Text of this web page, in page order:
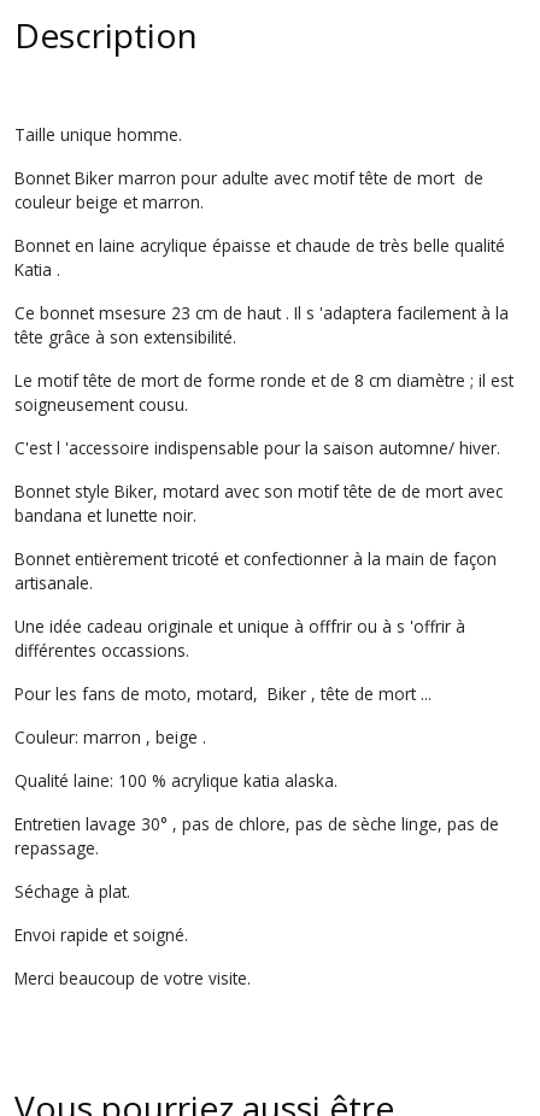
Description
Taille unique homme.
Bonnet Biker marron pour adulte avec motif tête de mort de
couleur beige et marron.
Bonnet en laine acrylique épaisse et chaude de très belle qualité
Katia .
Ce bonnet msesure 23 cm de haut . Il s 'adaptera facilement à la
tête grâce à son extensibilité.
Le motif tête de mort de forme ronde et de 8 cm diamètre ; il est
soigneusement cousu.
C'est l 'accessoire indispensable pour la saison automne/ hiver.
Bonnet style Biker, motard avec son motif tête de de mort avec
bandana et lunette noir.
Bonnet entièrement tricoté et confectionner à la main de façon
artisanale.
Une idée cadeau originale et unique à offfrir ou à s 'offrir à
différentes occassions.
Pour les fans de moto, motard, Biker , tête de mort ...
Couleur: marron , beige .
Qualité laine: 100 % acrylique katia alaska.
Entretien lavage 30° , pas de chlore, pas de sèche linge, pas de
repassage.
Séchage à plat.
Envoi rapide et soigné.
Merci beaucoup de votre visite.